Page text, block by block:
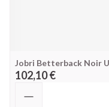
Jobri Betterback Noir
102,10 €